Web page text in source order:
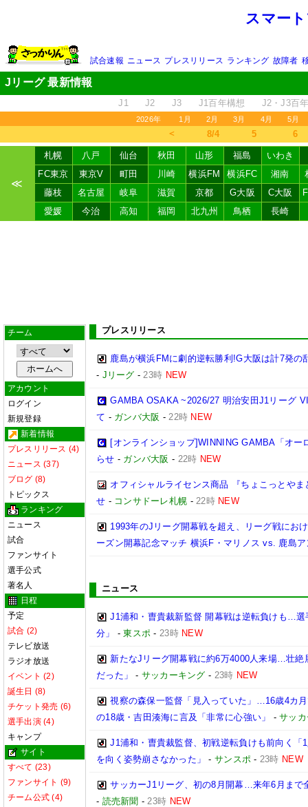
スマー
試合速報 ニュース プレスリリース ランキング 故障者
Jリーグ 最新情報
J1 J2 J3 J1百年構想 J2・J3百
2026年 1月 2月 3月 4月 5月
＜ 8/4 5 6
≪
札幌 八戸 仙台 秋田 山形 福島
いわき
FC東京
東京V 町田 川崎 横浜FM 横浜FC 湘南
藤枝
名古屋 岐阜 滋賀 京都 G大阪 C大阪
愛媛
今治 高知 福岡 北九州 鳥栖 長崎
チーム
アカウント
ログイン
新規登録
新着情報
プレスリリース (4)
ニュース (37)
ブログ (8)
トピックス
ランキング
ニュース
試合
ファンサイト
選手公式
著名人
日程
予定
試合 (2)
テレビ放送
ラジオ放送
イベント (2)
誕生日 (8)
チケット発売 (6)
選手出演 (4)
キャンプ
サイト
すべて (23)
ファンサイト (9)
チーム公式 (4)
プレスリリース
鹿島が横浜FMに劇的逆転勝利!G大阪は計7発
- Jリーグ -23時 NEW
GAMBA OSAKA ~2026/27 明治安田J1リーグ
て - ガンバ大阪 -22時 NEW
[オンラインショップ]WINNING GAMBA「オ
らせ - ガンバ大阪 - 22時 NEW
オフィシャルライセンス商品 『ちょこっとや
せ - コンサドーレ札幌 -22時 NEW
1993年のJリーグ開幕戦を超え、リーグ戦にお
ーズン開幕記念マッチ 横浜F・マリノス vs. 鹿島
ニュース
J1浦和・曺貴裁新監督 開幕戦は逆転負けも…
分」
-東スポ - 23時 NEW
新たなJリーグ開幕戦に約6万4000人来場…壮
だった」
- サッカーキング - 23時 NEW
視察の森保一監督「見入っていた」…16歳4カ
の18歳・吉田湊海に言及「非常に心強い」
-サッ
J1浦和・曺貴裁監督、初戦逆転負けも前向く
を向く姿勢崩さなかった」
-サンスポ - 23時 NEW
サッカーJ1リーグ、初の8月開幕…来年6月まで
- 読売新聞 -23時 NEW